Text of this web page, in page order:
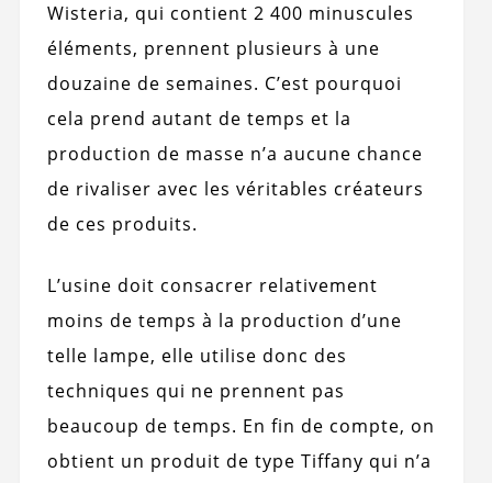
Wisteria, qui contient 2 400 minuscules
éléments, prennent plusieurs à une
douzaine de semaines. C’est pourquoi
cela prend autant de temps et la
production de masse n’a aucune chance
de rivaliser avec les véritables créateurs
de ces produits.
L’usine doit consacrer relativement
moins de temps à la production d’une
telle lampe, elle utilise donc des
techniques qui ne prennent pas
beaucoup de temps. En fin de compte, on
obtient un produit de type Tiffany qui n’a